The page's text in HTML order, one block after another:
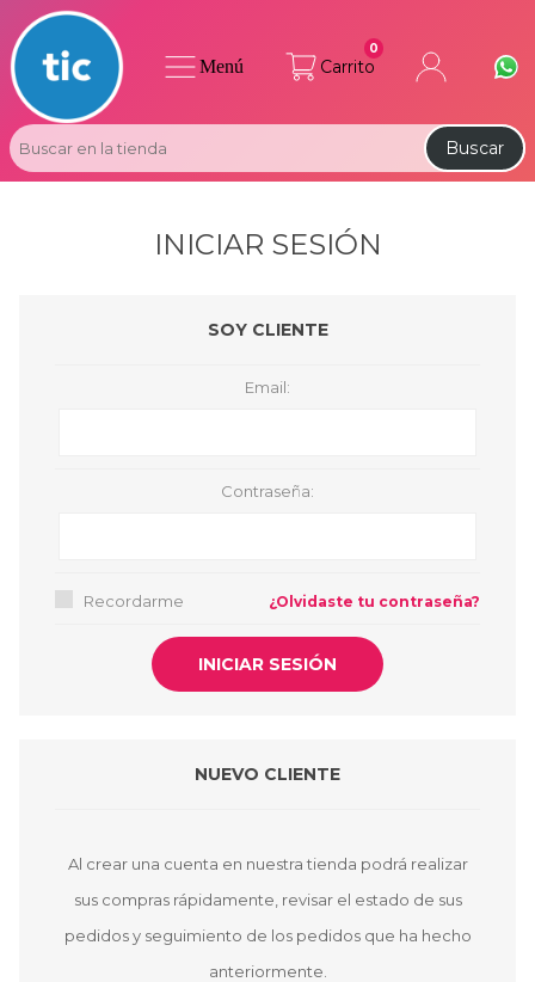
Carrito
0
Buscar
Menú
INICIAR SESIÓN
SOY CLIENTE
Email:
Contraseña:
Recordarme ¿Olvidaste tu contraseña?
NUEVO CLIENTE
Al crear una cuenta en nuestra tienda podrá realizar
sus compras rápidamente, revisar el estado de sus
pedidos y seguimiento de los pedidos que ha hecho
anteriormente.